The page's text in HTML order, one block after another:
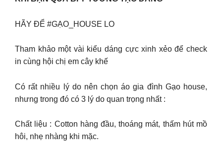
HÃY ĐỂ #GẠO_HOUSE LO
Tham khảo một vài kiểu dáng cực xinh xẻo để check
in cùng hội chị em cây khế
Có rất nhiều lý do nên chọn áo gia đình Gạo house,
nhưng trong đó có 3 lý do quan trọng nhất :
Chất liệu : Cotton hàng đầu, thoáng mát, thấm hút mồ
hôi, nhẹ nhàng khi mặc.